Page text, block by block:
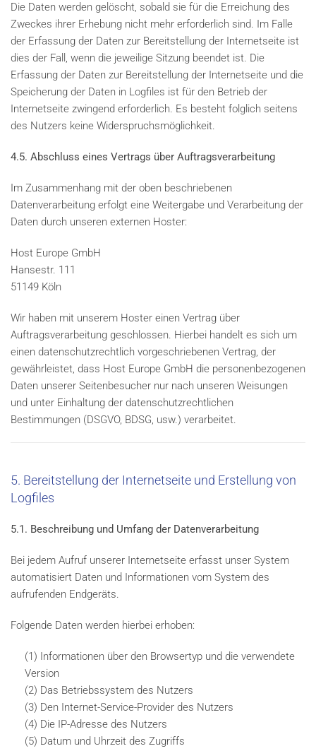
Die Daten werden gelöscht, sobald sie für die Erreichung des
Zweckes ihrer Erhebung nicht mehr erforderlich sind. Im Falle
der Erfassung der Daten zur Bereitstellung der Internetseite ist
dies der Fall, wenn die jeweilige Sitzung beendet ist. Die
Erfassung der Daten zur Bereitstellung der Internetseite und die
Speicherung der Daten in Logfiles ist für den Betrieb der
Internetseite zwingend erforderlich. Es besteht folglich seitens
des Nutzers keine Widerspruchsmöglichkeit.
4.5. Abschluss eines Vertrags über Auftragsverarbeitung
Im Zusammenhang mit der oben beschriebenen
Datenverarbeitung erfolgt eine Weitergabe und Verarbeitung der
Daten durch unseren externen Hoster:
Host Europe GmbH
Hansestr. 111
51149 Köln
Wir haben mit unserem Hoster einen Vertrag über
Auftragsverarbeitung geschlossen. Hierbei handelt es sich um
einen datenschutzrechtlich vorgeschriebenen Vertrag, der
gewährleistet, dass Host Europe GmbH die personenbezogenen
Daten unserer Seitenbesucher nur nach unseren Weisungen
und unter Einhaltung der datenschutzrechtlichen
Bestimmungen (DSGVO, BDSG, usw.) verarbeitet.
5. Bereitstellung der Internetseite und Erstellung von
Logfiles
5.1. Beschreibung und Umfang der Datenverarbeitung
Bei jedem Aufruf unserer Internetseite erfasst unser System
automatisiert Daten und Informationen vom System des
aufrufenden Endgeräts.
Folgende Daten werden hierbei erhoben:
(1) Informationen über den Browsertyp und die verwendete
Version
(2) Das Betriebssystem des Nutzers
(3) Den Internet-Service-Provider des Nutzers
(4) Die IP-Adresse des Nutzers
(5) Datum und Uhrzeit des Zugriffs